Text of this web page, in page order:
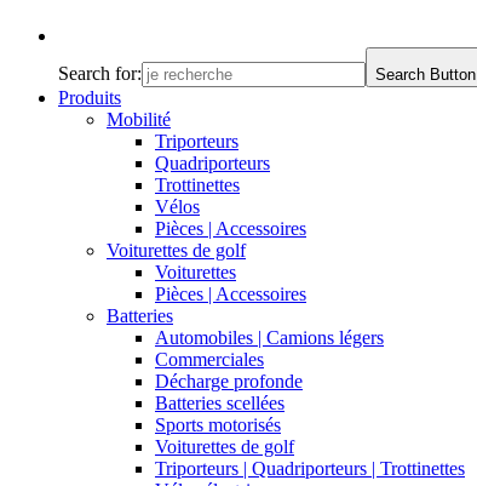
Search for: Search Button
Produits
Mobilité
Triporteurs
Quadriporteurs
Trottinettes
Vélos
Pièces | Accessoires
Voiturettes de golf
Voiturettes
Pièces | Accessoires
Batteries
Automobiles | Camions légers
Commerciales
Décharge profonde
Batteries scellées
Sports motorisés
Voiturettes de golf
Triporteurs | Quadriporteurs | Trottinettes